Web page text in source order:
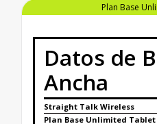
Plan Base
Datos de
Ancha
Straight Talk Wireless
Plan Base Unlimited Tablet